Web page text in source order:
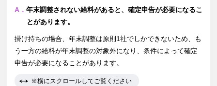
A． 年末調整されない給料があると、確定申告が必要になるこ
とがあります。
掛け持ちの場合、年末調整は原則1社でしかできないため、も
う一方の給料が年末調整の対象外になり、条件によって確定
申告が必要になることがあります。
※横にスクロールしてご覧ください